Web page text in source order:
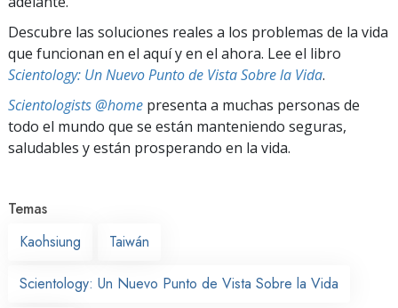
Descubre las soluciones reales a los problemas de la vida
que funcionan en el aquí y en el ahora. Lee el libro
Scientology: Un Nuevo Punto de Vista Sobre la Vida.
Scientologists @home presenta a muchas personas de
todo el mundo que se están manteniendo seguras,
saludables y están prosperando en la vida.
Temas
Kaohsiung
Taiwán
Scientology: Un Nuevo Punto de Vista Sobre la Vida